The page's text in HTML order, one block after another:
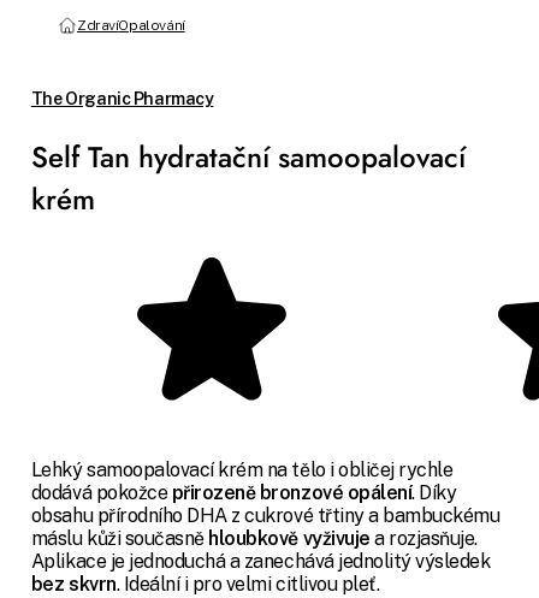
ZdravíOpalování
The Organic Pharmacy
Self Tan hydratační samoopalovací
krém
Lehký samoopalovací krém na tělo i obličej rychle
dodává pokožce přirozeně bronzové opálení. Díky
obsahu přírodního DHA z cukrové třtiny a bambuckému
máslu kůži současně hloubkově vyživuje a rozjasňuje.
Aplikace je jednoduchá a zanechává jednolitý výsledek
bez skvrn. Ideální i pro velmi citlivou pleť.